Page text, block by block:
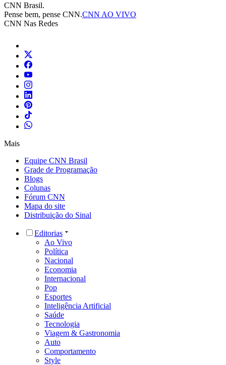
CNN Brasil.
Pense bem, pense CNN.CNN AO VIVO
CNN Nas Redes
Mais
Equipe CNN Brasil
Grade de Programação
Blogs
Colunas
Fórum CNN
Mapa do site
Distribuição do Sinal
Editorias
Ao Vivo
Política
Nacional
Economia
Internacional
Pop
Esportes
Inteligência Artificial
Saúde
Tecnologia
Viagem & Gastronomia
Auto
Comportamento
Style